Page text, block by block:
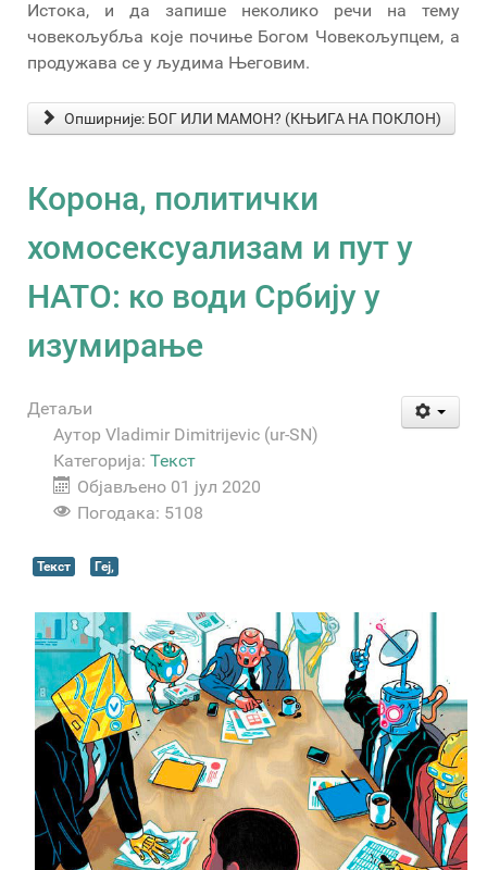
Истока, и да запише неколико речи на тему
човекољубља које почиње Богом Човекољупцем, а
продужава се у људима Његовим.
Опширније: БОГ ИЛИ МАМОН? (КЊИГА НА ПОКЛОН)
Корона, политички
хомосексуализам и пут у
НАТО: ко води Србију у
изумирање
Детаљи
Аутор Vladimir Dimitrijevic (ur-SN)
Категорија: Текст
Објављено 01 јул 2020
Погодака: 5108
Текст Геј,